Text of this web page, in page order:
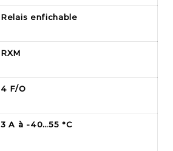
Relais enfichable
RXM
4 F/O
3 A à -40…55 °C